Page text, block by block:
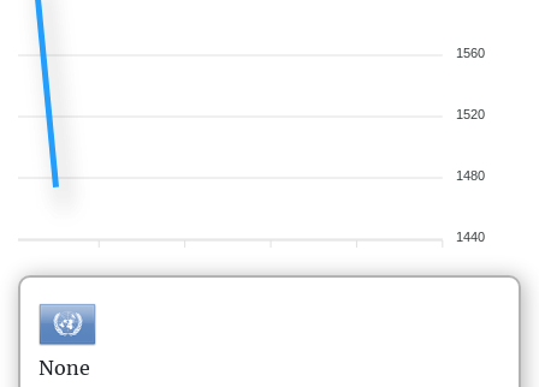
1560
1520
1480
1440
None